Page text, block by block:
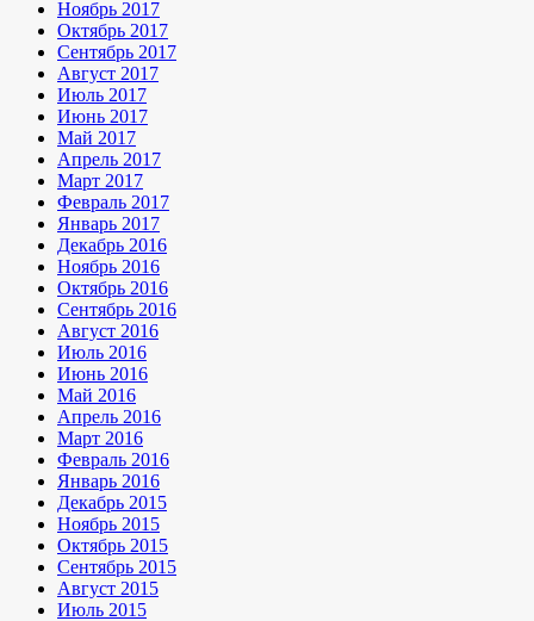
Ноябрь 2017
Октябрь 2017
Сентябрь 2017
Август 2017
Июль 2017
Июнь 2017
Май 2017
Апрель 2017
Март 2017
Февраль 2017
Январь 2017
Декабрь 2016
Ноябрь 2016
Октябрь 2016
Сентябрь 2016
Август 2016
Июль 2016
Июнь 2016
Май 2016
Апрель 2016
Март 2016
Февраль 2016
Январь 2016
Декабрь 2015
Ноябрь 2015
Октябрь 2015
Сентябрь 2015
Август 2015
Июль 2015